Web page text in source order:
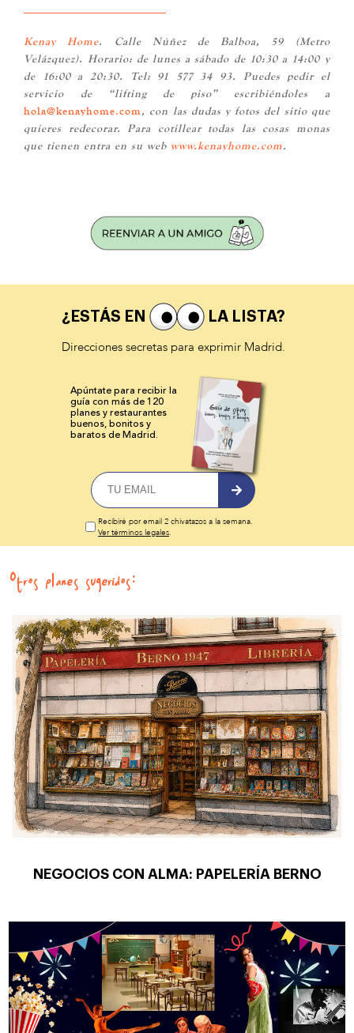
Kenay Home. Calle Núñez de Balboa, 59 (Metro
Velázquez). Horario: de lunes a sábado de 10:30 a 14:00 y
de 16:00 a 20:30. Tel: 91 577 34 93. Puedes pedir el
servicio de “lifting de piso” escribiéndoles a
hola@kenayhome.com, con las dudas y fotos del sitio que
quieres redecorar. Para cotillear todas las cosas monas
que tienen entra en su web www.kenayhome.com.
¿ESTÁS EN
LA LISTA?
Direcciones secretas para exprimir Madrid.
Apúntate para recibir la
guía con más de 120
planes y restaurantes
buenos, bonitos y
baratos de Madrid.
Recibiré por email 2 chivatazos a la semana.
Ver términos legales.
Otros planes sugeridos:
NEGOCIOS CON ALMA: PAPELERÍA BERNO